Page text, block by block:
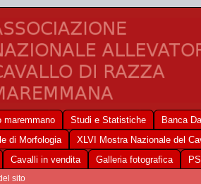
maremmano Studi e Statistiche
Banca
di Morfologia
XLVI Mostra Nazionale del
Cavalli in vendita Galleria fotografica
sito